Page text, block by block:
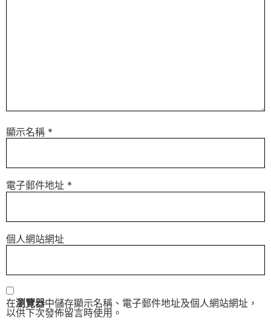
顯示名稱 *
電子郵件地址 *
個人網站網址
在瀏覽器中儲存顯示名稱、電子郵件地址及個人網站網址，
以供下次發佈留言時使用。